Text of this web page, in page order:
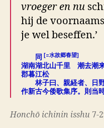
vroeger en nu
hij de
je wel beseffen.’
同 [=水故郷春望]
湖南湖北山千里 潮去潮
郡暮江松
林子曰、親経者、日野
作新古今倭歌集序。則当
Honchō ichinin isshu 7-